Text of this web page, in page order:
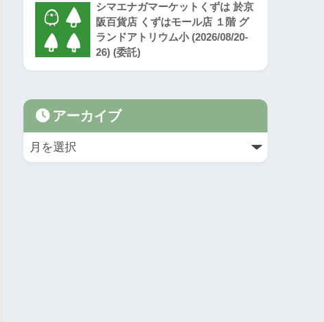
シマエナガマーケットくずは 於京
阪百貨店 くずはモール店 １階 グ
ランドアトリウム小 (2026/08/20-
26) (委託)
アーカイブ